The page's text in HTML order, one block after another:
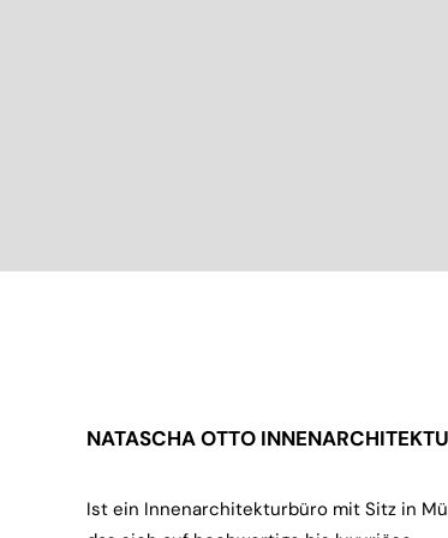
NATASCHA OTTO
Ist ein Innenarchitekturbüro mit Sitz in